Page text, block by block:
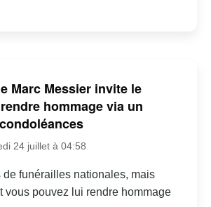
Marc Messier invite le
hommage via un
24 juillet à 04:58
de funérailles nationales, mais
vous pouvez lui rendre hommage